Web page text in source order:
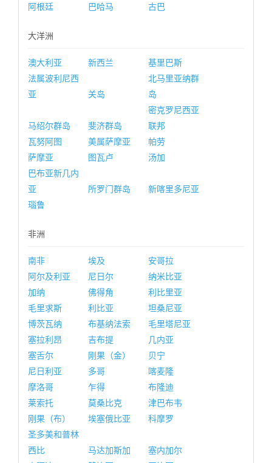
阿根廷
巴哈马 古巴
大洋洲
澳大利亚 新西兰
基里巴斯
法属波利尼西
亚
关岛
北马里亚纳群
岛
马绍尔群岛 斐济群岛
密克罗尼西亚
联邦
瓦努阿图
美属萨摩亚
帕劳
萨摩亚
图瓦卢
汤加
巴布亚新几内
亚
所罗门群岛
新喀里多尼亚
瑙鲁
非洲
南非 埃及
安哥拉
阿尔及利亚
尼日尔
纳米比亚
加纳
佛得角
利比里亚
毛里求斯
利比亚
坦桑尼亚
博茨瓦纳
布基纳法索
毛里塔尼亚
塞拉利昂
吉布提
几内亚
塞舌尔
刚果（金）
贝宁
尼日利亚
多哥
喀麦隆
摩洛哥
乍得
布隆迪
莱索托
莫桑比克
津巴布韦
刚果（布）
埃塞俄比亚
科摩罗
圣多美和普林
西比
马达加斯加
塞内加尔